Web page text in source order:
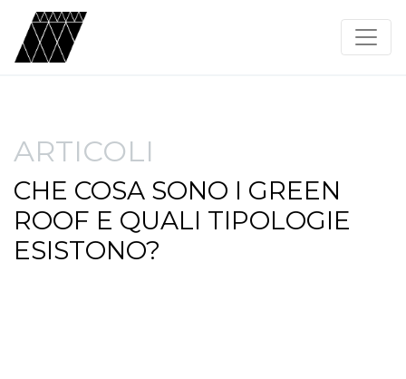
ARTICOLI
CHE COSA SONO I GREEN
ROOF E QUALI TIPOLOGIE
ESISTONO?